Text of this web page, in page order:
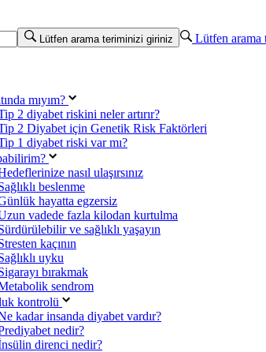
Lütfen arama teriminizi giriniz Lütfen
mıyım?
2 diyabet riskini neler artırır?
2 Diyabet için Genetik Risk Faktörleri
1 diyabet riski var mı?
nasıl ulaşırsınız
beslenme
hayatta egzersiz
vadede fazla kilodan kurtulma
ve sağlıklı yaşayın
kaçının
uyku
bırakmak
sendrom
kontrolü
kadar insanda diyabet vardır?
nedir?
direnci nedir?